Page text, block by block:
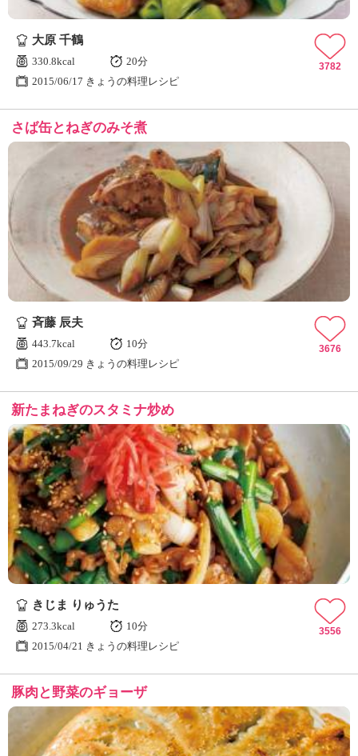
大原 千鶴
330.8kcal
20分
2015/06/17 きょうの料理レシピ
3782
さば缶とねぎのみそ煮
斉藤 辰夫
443.7kcal
10分
2015/09/29 きょうの料理レシピ
3676
新たまねぎのスタミナ炒め
きじま りゅうた
273.3kcal
10分
2015/04/21 きょうの料理レシピ
3556
豚肉と野菜のギョーザ